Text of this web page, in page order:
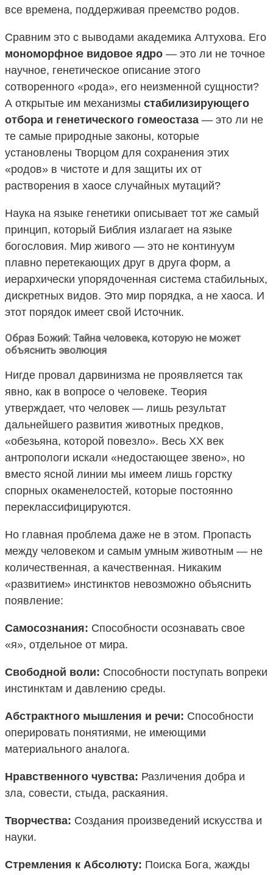
все времена, поддерживая преемство родов.
Сравним это с выводами академика Алтухова. Его
мономорфное видовое ядро — это ли не точное
научное, генетическое описание этого
сотворенного «рода», его неизменной сущности?
А открытые им механизмы стабилизирующего
отбора и генетического гомеостаза — это ли не
те самые природные законы, которые
установлены Творцом для сохранения этих
«родов» в чистоте и для защиты их от
растворения в хаосе случайных мутаций?
Наука на языке генетики описывает тот же самый
принцип, который Библия излагает на языке
богословия. Мир живого — это не континуум
плавно перетекающих друг в друга форм, а
иерархически упорядоченная система стабильных,
дискретных видов. Это мир порядка, а не хаоса. И
этот порядок имеет свой Источник.
Образ Божий: Тайна человека, которую не может
объяснить эволюция
Нигде провал дарвинизма не проявляется так
явно, как в вопросе о человеке. Теория
утверждает, что человек — лишь результат
дальнейшего развития животных предков,
«обезьяна, которой повезло». Весь XX век
антропологи искали «недостающее звено», но
вместо ясной линии мы имеем лишь горстку
спорных окаменелостей, которые постоянно
переклассифицируются.
Но главная проблема даже не в этом. Пропасть
между человеком и самым умным животным — не
количественная, а качественная. Никаким
«развитием» инстинктов невозможно объяснить
появление:
Самосознания: Способности осознавать свое
«я», отдельное от мира.
Свободной воли: Способности поступать вопреки
инстинктам и давлению среды.
Абстрактного мышления и речи: Способности
оперировать понятиями, не имеющими
материального аналога.
Нравственного чувства: Различения добра и
зла, совести, стыда, раскаяния.
Творчества: Создания произведений искусства и
науки.
Стремления к Абсолюту: Поиска Бога, жажды